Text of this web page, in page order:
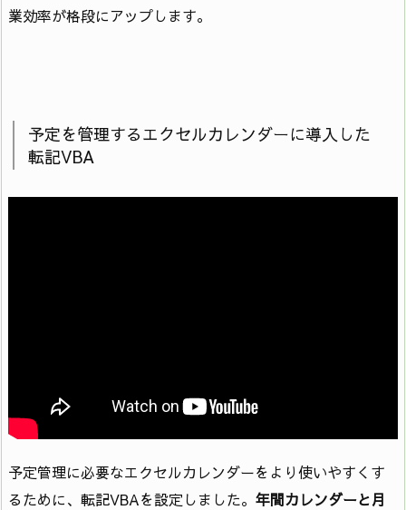
業効率が格段にアップします。
予定を管理するエクセルカレンダーに導入した
転記VBA
予定管理に必要なエクセルカレンダーをより使いやすくす
るために、転記VBAを設定しました。 年間カレンダーと月